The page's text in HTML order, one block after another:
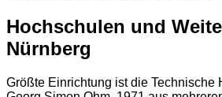
Hochschulen und
Nürnberg
Größte Einrichtung ist die Technische